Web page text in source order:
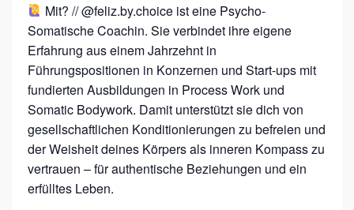
N
G
Mit? // @feliz.by.choice​ ist eine Psycho-
Somatische Coachin. Sie verbindet ihre eigene
Erfahrung aus einem Jahrzehnt in
Führungspositionen in Konzernen und Start-ups mit
fundierten Ausbildungen in Process Work und
Somatic Bodywork. Damit unterstützt sie dich von
gesellschaftlichen Konditionierungen zu befreien und
der Weisheit deines Körpers als inneren Kompass zu
vertrauen – für authentische Beziehungen und ein
erfülltes Leben.